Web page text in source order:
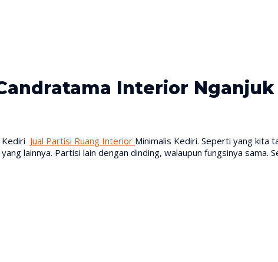
Interior Nganjuk
Jual Partisi Ruang Interior Minimalis Kediri. Seperti yang kita
lainnya. Partisi lain dengan dinding, walaupun fungsinya sama.